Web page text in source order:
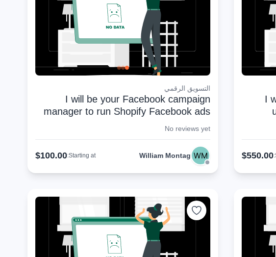
I
$550.00
التسويق الرقمي
I will be your Facebook campaign
manager to run Shopify Facebook ads
No reviews yet
William Montag
Starting at:
$100.00